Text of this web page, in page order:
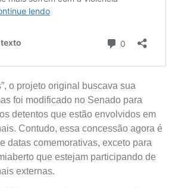
o projeto original buscava sua
foi modificado no Senado para
detentos que estão envolvidos em
Contudo, essa concessão agora é
datas comemorativas, exceto para
que estejam participando de
externas.